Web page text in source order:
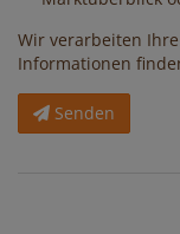
Wir verarbeiten
Informationen
Senden